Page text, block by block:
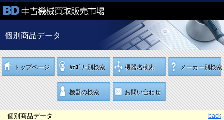
個別商品データ
トップページ ｶﾃｺﾞﾘｰ別検索 機器名検索 メーカー別検索
機器の検索 お問い合わせ
back
個別商品データ